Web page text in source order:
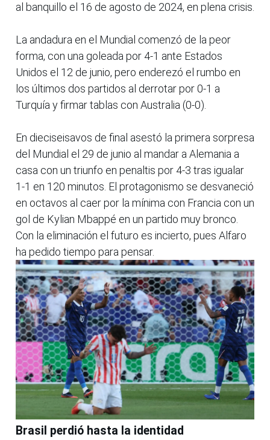
al banquillo el 16 de agosto de 2024, en plena crisis.
La andadura en el Mundial comenzó de la peor
forma, con una goleada por 4-1 ante Estados
Unidos el 12 de junio, pero enderezó el rumbo en
los últimos dos partidos al derrotar por 0-1 a
Turquía y firmar tablas con Australia (0-0).
En dieciseisavos de final asestó la primera sorpresa
del Mundial el 29 de junio al mandar a Alemania a
casa con un triunfo en penaltis por 4-3 tras igualar
1-1 en 120 minutos. El protagonismo se desvaneció
en octavos al caer por la mínima con Francia con un
gol de Kylian Mbappé en un partido muy bronco.
Con la eliminación el futuro es incierto, pues Alfaro
ha pedido tiempo para pensar.
Brasil perdió hasta la identidad